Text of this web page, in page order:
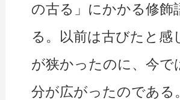
の古る」にかかる修飾
る。以前は古びたと感
が狭かったのに、今で
分が広がったのである